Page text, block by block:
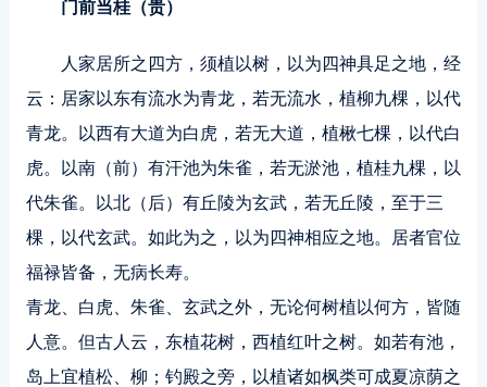
门前当桂（贵）
人家居所之四方，须植以树，以为四神具足之地，经
云：居家以东有流水为青龙，若无流水，植柳九棵，以代
青龙。以西有大道为白虎，若无大道，植楸七棵，以代白
虎。以南（前）有汗池为朱雀，若无淤池，植桂九棵，以
代朱雀。以北（后）有丘陵为玄武，若无丘陵，至于三
棵，以代玄武。如此为之，以为四神相应之地。居者官位
福禄皆备，无病长寿。
青龙、白虎、朱雀、玄武之外，无论何树植以何方，皆随
人意。但古人云，东植花树，西植红叶之树。如若有池，
岛上宜植松、柳；钓殿之旁，以植诸如枫类可成夏凉荫之